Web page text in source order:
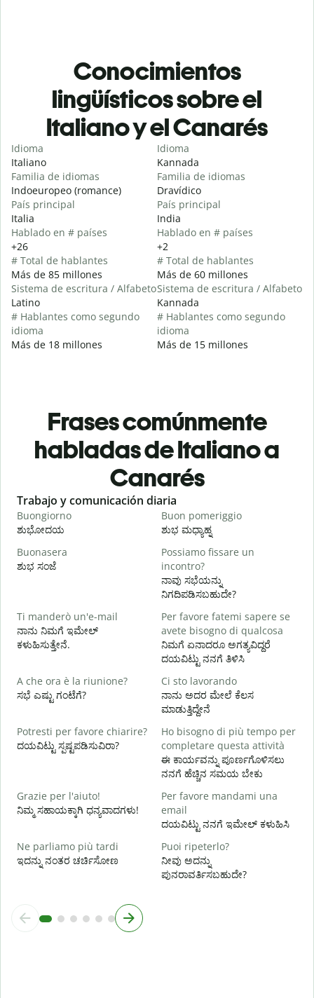
Conocimientos
lingüísticos sobre el
Italiano y el Canarés
Idioma
Italiano
Familia de idiomas
Indoeuropeo (romance)
País principal
Italia
Hablado en # países
+26
# Total de hablantes
Más de 85 millones
Sistema de escritura / Alfabeto
Latino
# Hablantes como segundo
idioma
Más de 18 millones
Idioma
Kannada
Familia de idiomas
Dravídico
País principal
India
Hablado en # países
+2
# Total de hablantes
Más de 60 millones
Sistema de escritura / Alfabeto
Kannada
# Hablantes como segundo
idioma
Más de 15 millones
Frases comúnmente
habladas de Italiano a
Canarés
Slide 1 of 6
Trabajo y comunicación diaria
Buongiorno
ಶುಭೋದಯ
Buon pomeriggio
ಶುಭ ಮಧ್ಯಾಹ್ನ
Buonasera
ಶುಭ ಸಂಜೆ
Possiamo fissare un
incontro?
ನಾವು ಸಭೆಯನ್ನು
ನಿಗದಿಪಡಿಸಬಹುದೇ?
Ti manderò un'e-mail
ನಾನು ನಿಮಗೆ ಇಮೇಲ್
ಕಳುಹಿಸುತ್ತೇನೆ.
Per favore fatemi sapere se
avete bisogno di qualcosa
ನಿಮಗೆ ಏನಾದರೂ ಅಗತ್ಯವಿದ್ದರೆ
ದಯವಿಟ್ಟು ನನಗೆ ತಿಳಿಸಿ
A che ora è la riunione?
ಸಭೆ ಎಷ್ಟು ಗಂಟೆಗೆ?
Ci sto lavorando
ನಾನು ಅದರ ಮೇಲೆ ಕೆಲಸ
ಮಾಡುತ್ತಿದ್ದೇನೆ
Potresti per favore chiarire?
ದಯವಿಟ್ಟು ಸ್ಪಷ್ಟಪಡಿಸುವಿರಾ?
Ho bisogno di più tempo per
completare questa attività
ಈ ಕಾರ್ಯವನ್ನು ಪೂರ್ಣಗೊಳಿಸಲು
ನನಗೆ ಹೆಚ್ಚಿನ ಸಮಯ ಬೇಕು
Grazie per l'aiuto!
ನಿಮ್ಮ ಸಹಾಯಕ್ಕಾಗಿ ಧನ್ಯವಾದಗಳು!
Per favore mandami una
email
ದಯವಿಟ್ಟು ನನಗೆ ಇಮೇಲ್ ಕಳುಹಿಸಿ
Ne parliamo più tardi
ಇದನ್ನು ನಂತರ ಚರ್ಚಿಸೋಣ
Puoi ripeterlo?
ನೀವು ಅದನ್ನು
ಪುನರಾವರ್ತಿಸಬಹುದೇ?